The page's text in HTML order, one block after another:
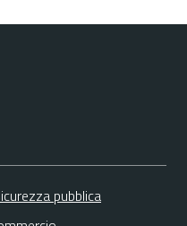
pubblica